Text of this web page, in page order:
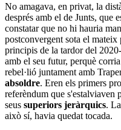
No amagava, en privat, la
després amb el de Junts, que
constatar que no hi hauria
postconvergent sota el
principis de la tardor del
amb el seu futur, perquè
rebel·lió juntament amb
absoldre. Eren els primers
referèndum que s'estalviaven
seus superiors jeràrquics.
això sí, havia quedat tocada.